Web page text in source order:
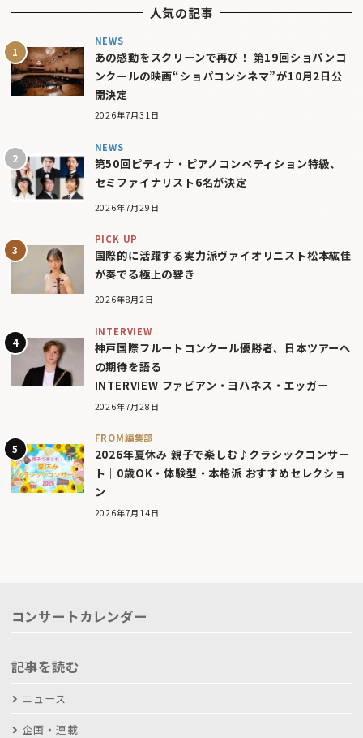
人気の記事
NEWS
あの感動をスクリーンで再び！ 第19回ショパンコ
ンクールの映画“ショパコンシネマ”が10月2日公
開決定
2026年7月31日
NEWS
第50回ピティナ・ピアノコンペティション特級、
セミファイナリスト6名が決定
2026年7月29日
PICK UP
国際的に活躍する実力派ヴァイオリニスト松本紘佳
が奏でる極上の響き
2026年8月2日
INTERVIEW
神戸国際フルートコンクール優勝者、日本ツアーへ
の期待を語る
INTERVIEW ファビアン・ヨハネス・エッガー
2026年7月28日
FROM編集部
2026年夏休み 親子で楽しむ♪クラシックコンサー
ト｜0歳OK・体験型・本格派 おすすめセレクショ
ン
2026年7月14日
コンサートカレンダー
記事を読む
ニュース
企画・連載